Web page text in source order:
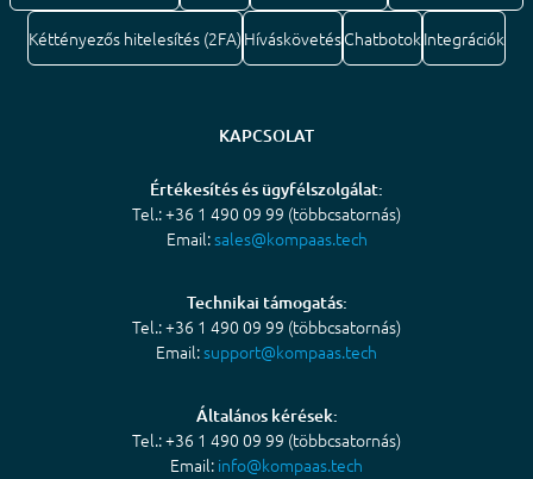
Kéttényezős hitelesítés (2FA)HíváskövetésChatbotokIntegrációk
KAPCSOLAT
Értékesítés és ügyfélszolgálat:
Tel.: +36 1 490 09 99 (többcsatornás)
Email:sales@kompaas.tech
Technikai támogatás:
Tel.: +36 1 490 09 99 (többcsatornás)
Email:support@kompaas.tech
Általános kérések:
Tel.: +36 1 490 09 99 (többcsatornás)
Email: info@kompaas.tech